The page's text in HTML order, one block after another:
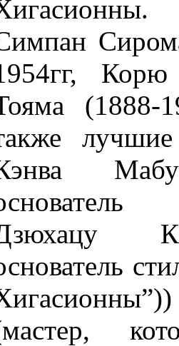
(1888-